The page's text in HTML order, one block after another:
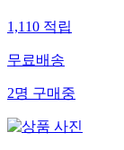
1,110적립
무료배송
2명구매중